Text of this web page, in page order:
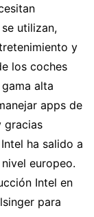
utilizan,
y
los coches
alta
apps de
gracias
ha salido a
europeo.
Intel en
para